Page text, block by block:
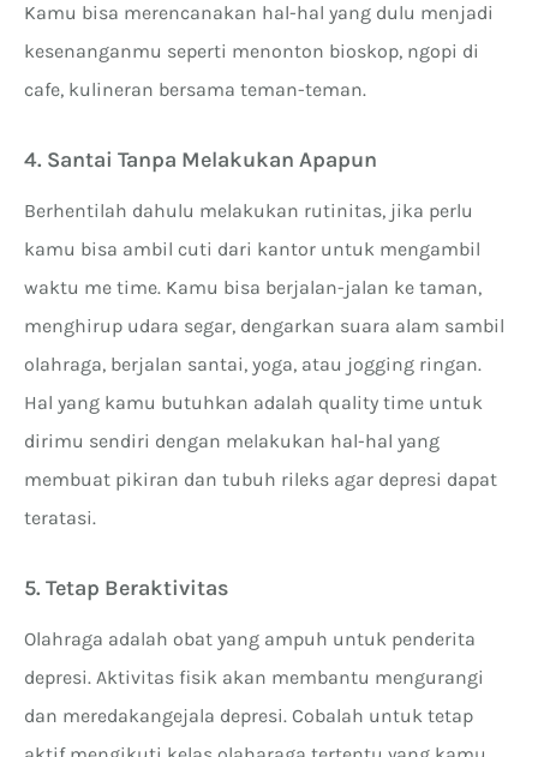
Kamu bisa merencanakan hal-hal yang dulu menjadi
kesenanganmu seperti menonton bioskop, ngopi di
cafe, kulineran bersama teman-teman.
4. Santai Tanpa Melakukan Apapun
Berhentilah dahulu melakukan rutinitas, jika perlu
kamu bisa ambil cuti dari kantor untuk mengambil
waktu me time. Kamu bisa berjalan-jalan ke taman,
menghirup udara segar, dengarkan suara alam sambil
olahraga, berjalan santai, yoga, atau jogging ringan.
Hal yang kamu butuhkan adalah quality time untuk
dirimu sendiri dengan melakukan hal-hal yang
membuat pikiran dan tubuh rileks agar depresi dapat
teratasi.
5. Tetap Beraktivitas
Olahraga adalah obat yang ampuh untuk penderita
depresi. Aktivitas fisik akan membantu mengurangi
dan meredakangejala depresi. Cobalah untuk tetap